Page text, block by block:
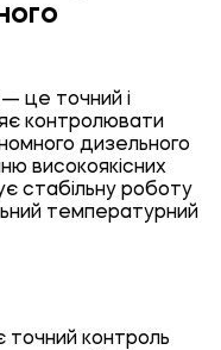
— це точний і
контролювати
дизельного
високоякісних
стабільну роботу
температурний
точний контроль